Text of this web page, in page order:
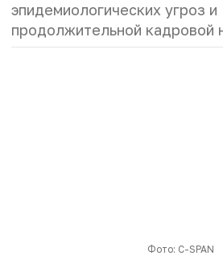
эпидемиологических угроз и
продолжительной кадровой
Фото: C-SPAN